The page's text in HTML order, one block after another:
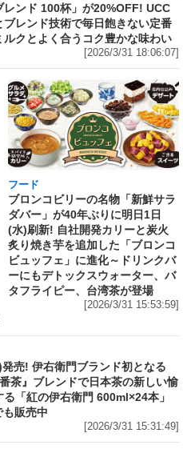
レンド 100杯」が20%OFF! UCC
ブレンド技術で毎日飽きない定番
ルクとよく合うコク豊かな味わい
[2026/3/31 18:06:07]
フード
ブロンコビリーの名物「新鮮サラ
ダバー」が40年ぶりに明日1日
(水)刷新! 自社開発カリーと炭火
炙り焼き芋を追加した「ブロンコ
ビュッフェ」に進化～ドリンクバ
ーにもデトックスウォーター、バ
タフライピー、台湾茶が登場
[2026/3/31 15:53:59]
売! 伊右衛門ブランド初となる
番茶』ブレンドで日本茶の新しい愉
る「紅の伊右衛門 600ml×24本」
販売中
[2026/3/31 15:31:49]